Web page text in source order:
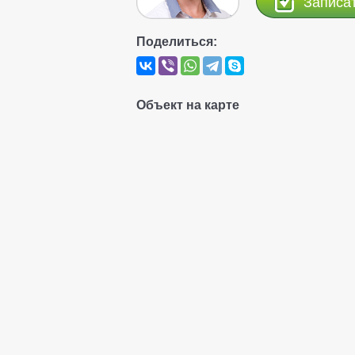
Поделиться:
Объект на карте